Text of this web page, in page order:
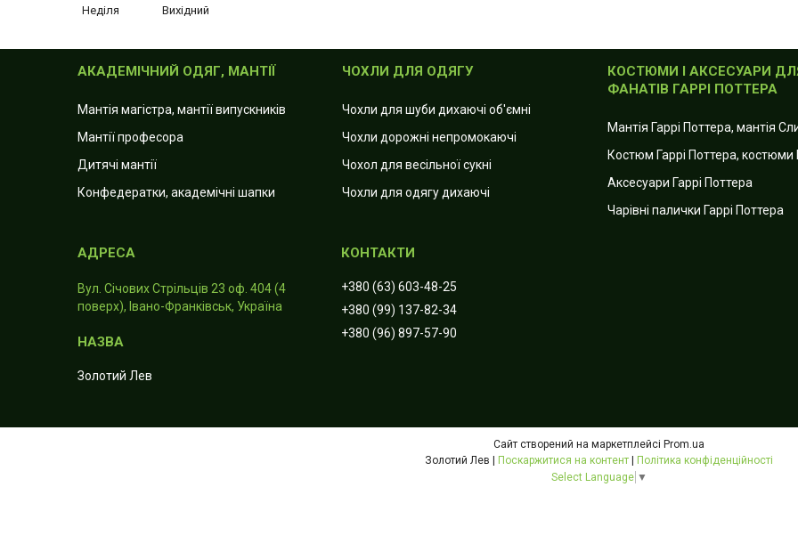
Неділя
Вихідний
АКАДЕМІЧНИЙ ОДЯГ, МАНТІЇ
Мантія магістра, мантії випускників
Мантії професора
Дитячі мантії
Конфедератки, академічні шапки
ЧОХЛИ ДЛЯ ОДЯГУ
Чохли для шуби дихаючі об'ємні
Чохли дорожні непромокаючі
Чохол для весільної сукні
Чохли для одягу дихаючі
КОСТЮМИ І АКСЕСУАРИ
ФАНАТІВ ГАРРІ ПОТТЕРА
Мантія Гаррі Поттера, мантія
Костюм Гаррі Поттера, костюми
Аксесуари Гаррі Поттера
Чарівні палички Гаррі Поттера
Вул. Січових Стрільців 23 оф. 404 (4
поверх), Івано-Франківськ, Україна
Золотий Лев
+380 (63) 603-48-25
+380 (99) 137-82-34
+380 (96) 897-57-90
Сайт створений на маркетплейсі Prom.ua
Поскаржитися на контент
Політика конфіденційності
Select Language ▼